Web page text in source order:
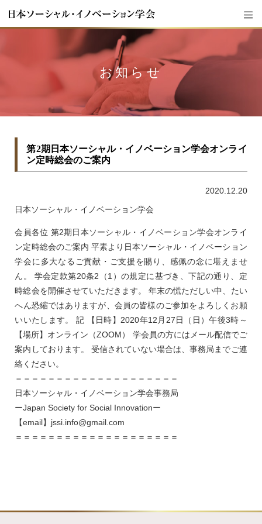
お知らせ
第2期日本ソーシャル・イノベーション学会オンライ
ン定時総会のご案内
2020.12.20
日本ソーシャル・イノベーション学会
会員各位 第2期日本ソーシャル・イノベーション学会オンライ
ン定時総会のご案内 平素より日本ソーシャル・イノベーション
学会に多大なるご貢献・ご支援を賜り、感佩の念に堪えませ
ん。 学会定款第20条2（1）の規定に基づき、下記の通り、定
時総会を開催させていただきます。 年末の慌ただしい中、たい
へん恐縮ではありますが、会員の皆様のご参加をよろしくお願
いいたします。 記 【日時】2020年12月27日（日）午後3時～
【場所】オンライン（ZOOM） 学会員の方にはメール配信でご
案内しております。 受信されていない場合は、事務局までご連
絡ください。
＝＝＝＝＝＝＝＝＝＝＝＝＝＝＝＝＝＝＝＝
日本ソーシャル・イノベーション学会事務局
ーJapan Society for Social Innovationー
【email】jssi.info@gmail.com
＝＝＝＝＝＝＝＝＝＝＝＝＝＝＝＝＝＝＝＝